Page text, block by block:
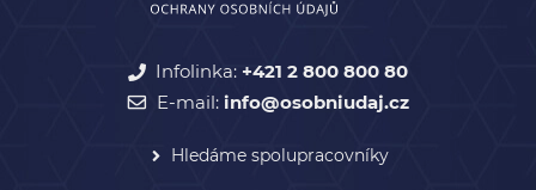
Infolinka: +421 2 800 800 80
E-mail: info@osobniudaj.cz
Hledáme spolupracovníky